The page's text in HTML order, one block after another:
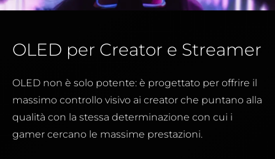
OLED per Creator e Streamer
OLED non è solo potente: è progettato per offrire il
massimo controllo visivo ai creator che puntano alla
qualità con la stessa determinazione con cui i
gamer cercano le massime prestazioni.